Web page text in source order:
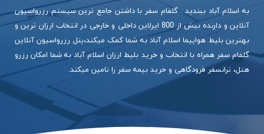
به اسلام آباد ببندید . گلفام سفر با داشتن جامع ترین سیستم رزرواسیون
آنلاین و دارنده بیش از 800 ایرلاین داخلی و خارجی در انتخاب ارزان ترین و
بهترین بلیط هواپیما اسلام آباد به شما کمک میکند،پنل رزرواسیون آنلاین
گلفام سفر همراه با انتخاب و خرید بلیط ارزان اسلام آباد به شما امکان رزرو
هتل، ترانسفر فرودگاهی و خرید بیمه سفر را تامین میکند.